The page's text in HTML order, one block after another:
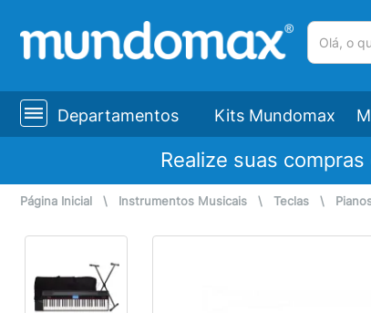
Departamentos Kits Mundomax
Realize suas compras
Página Inicial \ Instrumentos Musicais \ Teclas \